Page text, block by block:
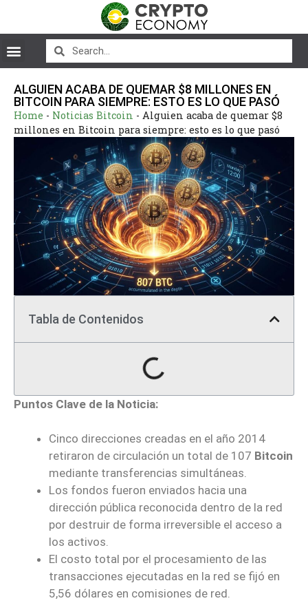
ALGUIEN ACABA DE QUEMAR $8 MILLONES EN
BITCOIN PARA SIEMPRE: ESTO ES LO QUE PASÓ
Home - Noticias Bitcoin - Alguien acaba de quemar $8
millones en Bitcoin para siempre: esto es lo que pasó
Tabla de Contenidos
Puntos Clave de la Noticia:
Cinco direcciones creadas en el año 2014
retiraron de circulación un total de 107 Bitcoin
mediante transferencias simultáneas.
Los fondos fueron enviados hacia una
dirección pública reconocida dentro de la red
por destruir de forma irreversible el acceso a
los activos.
El costo total por el procesamiento de las
transacciones ejecutadas en la red se fijó en
5,56 dólares en comisiones de red.